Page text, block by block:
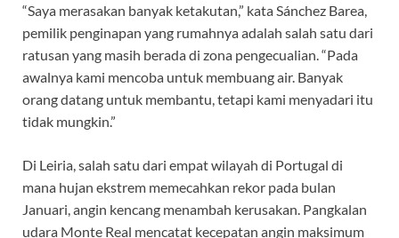
“Saya merasakan banyak ketakutan,” kata Sánchez Barea,
pemilik penginapan yang rumahnya adalah salah satu dari
ratusan yang masih berada di zona pengecualian. “Pada
awalnya kami mencoba untuk membuang air. Banyak
orang datang untuk membantu, tetapi kami menyadari itu
tidak mungkin.”
Di Leiria, salah satu dari empat wilayah di Portugal di
mana hujan ekstrem memecahkan rekor pada bulan
Januari, angin kencang menambah kerusakan. Pangkalan
udara Monte Real mencatat kecepatan angin maksimum